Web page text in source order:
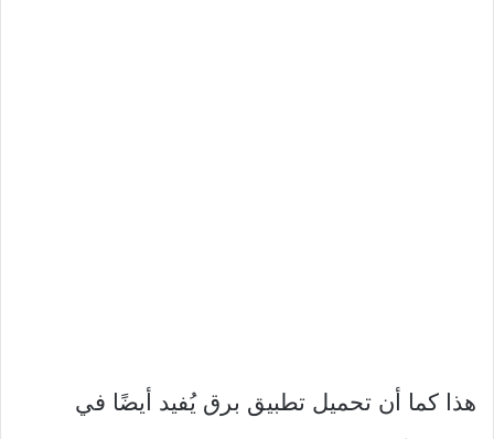
هذا كما أن تحميل تطبيق برق يُفيد أيضًا في